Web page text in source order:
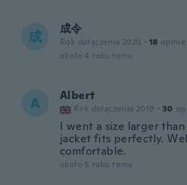
成 成令
Rok dołączenia 2020 · 18 opinie
około 4 roku temu
A Albert
Rok dołączenia 2019 · 30
I went a size larger
jacket fits perfectly.
comfortable.
około 5 roku temu